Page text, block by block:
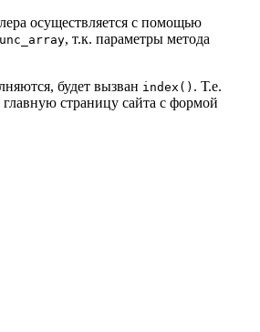
осуществляется с помощью
, т.к. параметры метода
будет вызван index() . Т.е.
главную страницу сайта с формой